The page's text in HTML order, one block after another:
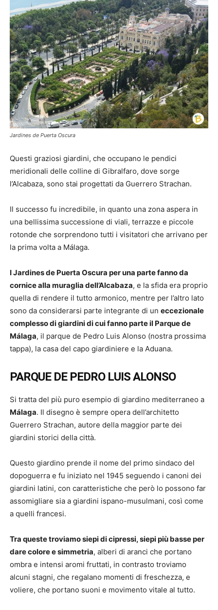
Jardines de Puerta Oscura
Questi graziosi giardini, che occupano le pendici
meridionali delle colline di Gibralfaro, dove sorge
l’Alcabaza, sono stai progettati da Guerrero Strachan.
Il successo fu incredibile, in quanto una zona aspera in
una bellissima successione di viali, terrazze e piccole
rotonde che sorprendono tutti i visitatori che arrivano per
la prima volta a Málaga.
I Jardines de Puerta Oscura per una parte fanno da
cornice alla muraglia dell’Alcabaza, e la sfida era proprio
quella di rendere il tutto armonico, mentre per l’altro lato
sono da considerarsi parte integrante di un eccezionale
complesso di giardini di cui fanno parte il Parque de
Málaga, il parque de Pedro Luis Alonso (nostra prossima
tappa), la casa del capo giardiniere e la Aduana.
PARQUE DE PEDRO LUIS ALONSO
Si tratta del più puro esempio di giardino mediterraneo a
Málaga. Il disegno è sempre opera dell’architetto
Guerrero Strachan, autore della maggior parte dei
giardini storici della città.
Questo giardino prende il nome del primo sindaco del
dopoguerra e fu iniziato nel 1945 seguendo i canoni dei
giardini latini, con caratteristiche che però lo possono far
assomigliare sia a giardini ispano-musulmani, così come
a quelli francesi.
Tra queste troviamo siepi di cipressi, siepi più basse per
dare colore e simmetria, alberi di aranci che portano
ombra e intensi aromi fruttati, in contrasto troviamo
alcuni stagni, che regalano momenti di freschezza, e
voliere, che portano suoni e movimento vitale al tutto.